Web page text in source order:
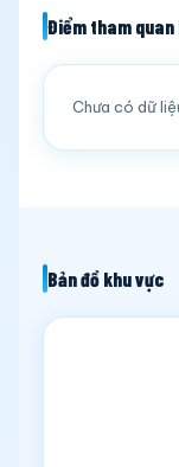
Điểm tham quan
Chưa có dữ
Bản đồ khu vực